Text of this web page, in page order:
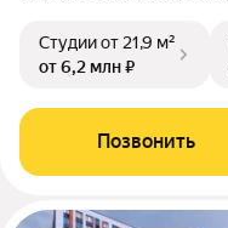
Студииот 21,9 м²
от 6,2 млн ₽
Позвонить